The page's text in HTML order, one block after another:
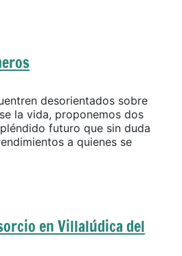
desorientados sobre
la vida, proponemos dos
futuro que sin duda
a quienes se
en Villalúdica del